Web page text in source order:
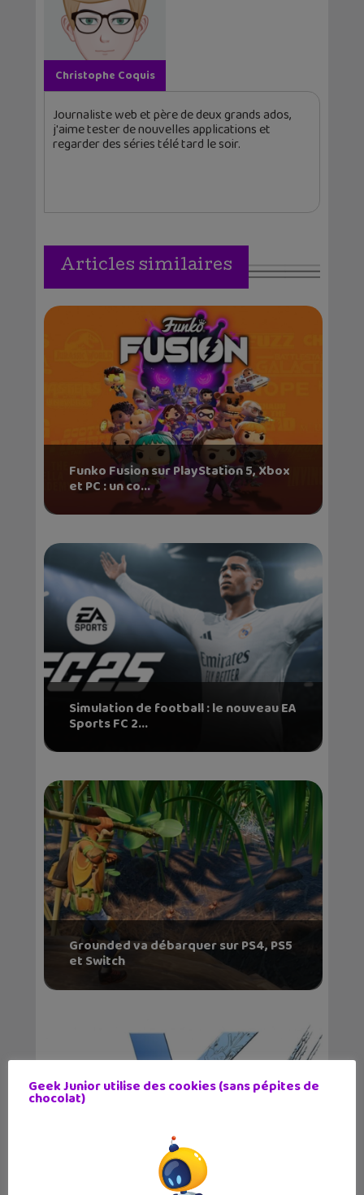
Christophe Coquis
Journaliste web et père de deux grands ados,
j'aime tester de nouvelles applications et
regarder des séries télé tard le soir.
Articles similaires
Funko Fusion sur PlayStation 5, Xbox
et PC : un co...
Simulation de football : le nouveau EA
Sports FC 2...
Grounded va débarquer sur PS4, PS5
et Switch
Dragon Ball Xenoverse 2 : une
Geek Junior utilise des cookies (sans pépites de
chocolat)